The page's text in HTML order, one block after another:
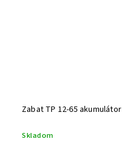
Zabat TP 12-65 akumulátor
Skladom